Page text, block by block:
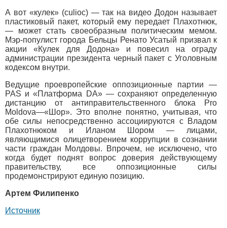
А вот «кулек» (culioc) — так на видео Додон называет
пластиковый пакет, который ему передает Плахотнюк,
— может стать своеобразным политическим мемом.
Мэр-популист города Бельцы Ренато Усатый призвал к
акции «Кулек для Додона» и повесил на ограду
администрации президента черный пакет с Уголовным
кодексом внутри.
Ведущие проевропейские оппозиционные партии —
PAS и «Платформа DA» — сохраняют определенную
дистанцию от антиправительственного блока Pro
Moldova—«Шор». Это вполне понятно, учитывая, что
обе силы непосредственно ассоциируются с Владом
Плахотнюком и Иланом Шором — лицами,
являющимися олицетворением коррупции в сознании
части граждан Молдовы. Впрочем, не исключено, что
когда будет поднят вопрос доверия действующему
правительству, все оппозиционные силы
продемонстрируют единую позицию.
Артем Филипенко
Источник